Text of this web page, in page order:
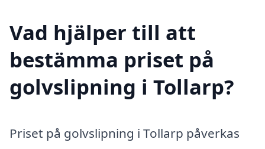
Vad hjälper till att
bestämma priset på
golvslipning i Tollarp?
Priset på golvslipning i Tollarp påverkas